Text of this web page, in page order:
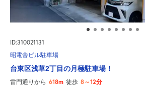
ID:310021131
昭電舎ビル駐車場
台東区浅草2丁目の月極駐車場！
雷門通りから 618m 徒歩 8～12分